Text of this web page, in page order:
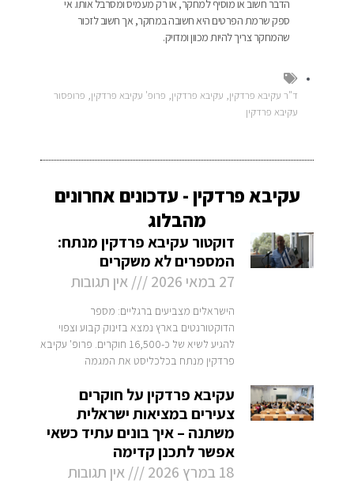
הדבר חשוב או מוסיף למחקר, או רק מעמיס ומסרבל אותו. אי
ספק שרמת הפרטים היא חשובה במחקר, אך חשוב לזכור
שהמחקר צריך להיות מכוון ומדויק.
ד"ר עקיבא פרדקין, עקיבא פרדקין, פרופ' עקיבא פרדקין, פרופסור
עקיבא פרדקין
עקיבא פרדקין - עדכונים אחרונים
מהבלוג
דוקטור עקיבא פרדקין מנתח:
המספרים לא משקרים
27 במאי 2026
אין תגובות
הישראלים מצביעים ברגליים: מספר
הדוקטורנטים בארץ נמצא בזינוק קבוע וצפוי
להגיע לשיא של כ-16,500 חוקרים. פרופ' עקיבא
פרדקין מנתח בכלכליסט את המגמה
עקיבא פרדקין על חוקרים
צעירים במציאות ישראלית
משתנה – איך בונים עתיד כשאי
אפשר לתכנן קדימה
18 במרץ 2026
אין תגובות